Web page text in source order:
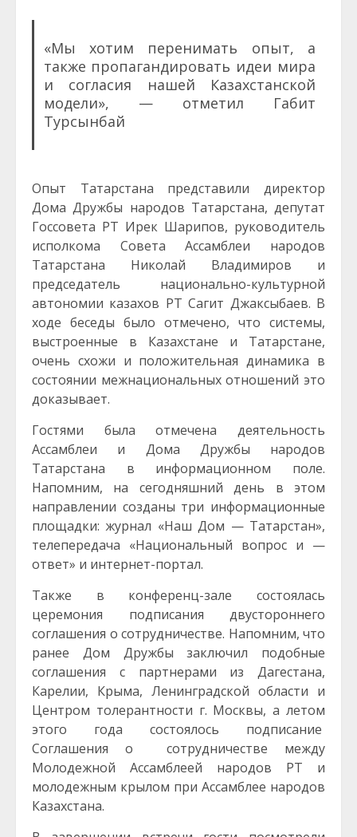
«Мы хотим перенимать опыт, а
также пропагандировать идеи мира
и согласия нашей Казахстанской
модели», — отметил Габит
Турсынбай
Опыт Татарстана представили директор
Дома Дружбы народов Татарстана, депутат
Госсовета РТ Ирек Шарипов, руководитель
исполкома Совета Ассамблеи народов
Татарстана Николай Владимиров и
председатель национально-культурной
автономии казахов РТ Сагит Джаксыбаев. В
ходе беседы было отмечено, что системы,
выстроенные в Казахстане и Татарстане,
очень схожи и положительная динамика в
состоянии межнациональных отношений это
доказывает.
Гостями былa отмечена деятельность
Ассамблеи и Дома Дружбы народов
Татарстана в информационном поле.
Напомним, на сегодняшний день в этом
направлении созданы три информационные
площадки: журнал «Наш Дом — Татарстан»,
телепередача «Национальный вопрос и —
ответ» и интернет-портал.
Также в конференц-зале состоялась
церемония подписания двустороннего
соглашения о сотрудничестве. Напомним, что
ранее Дом Дружбы заключил подобные
соглашения с партнерами из Дагестана,
Карелии, Крыма, Ленинградской области и
Центром толерантности г. Москвы, а летом
этого года состоялось подписание
Соглашения о сотрудничестве между
Молодежной Ассамблеей народов РТ и
молодежным крылом при Ассамблее народов
Казахстана.